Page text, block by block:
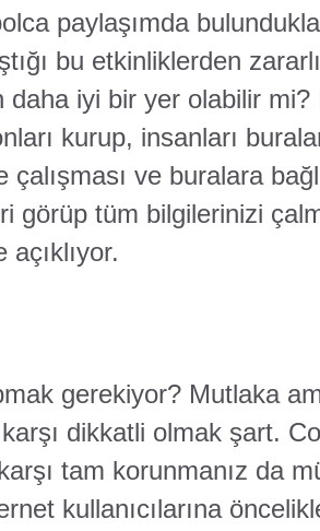
paylaşımda
bu etkinliklerden
daha iyi bir yer olabilir mi?
kurup, insanları
ve buralara
görüp tüm bilgilerinizi
açıklıyor.
gerekiyor? Mutlaka
karşı dikkatli olmak şart.
tam korunmanız da
kullanıcılarına